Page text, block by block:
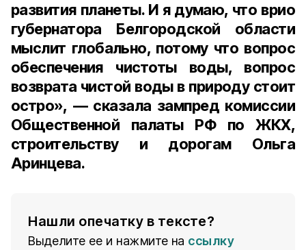
развития планеты. И я думаю, что врио
губернатора Белгородской области
мыслит глобально, потому что вопрос
обеспечения чистоты воды, вопрос
возврата чистой воды в природу стоит
остро», — сказала зампред комиссии
Общественной палаты РФ по ЖКХ,
строительству и дорогам Ольга
Аринцева.
Нашли опечатку в тексте?
Выделите ее и нажмите на ссылку